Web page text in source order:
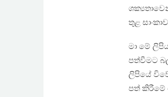
තුළ
මා මේ
පත්වීමට
ලිපියේ
පත් කිරීමේ